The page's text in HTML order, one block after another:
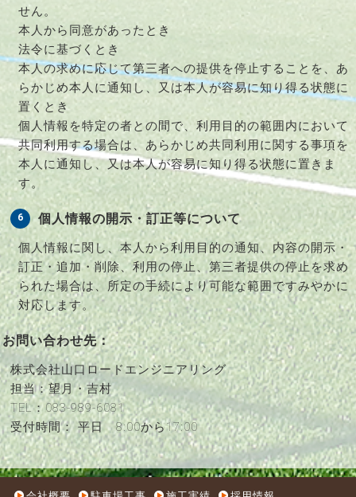
せん。
本人から同意があったとき
法令に基づくとき
本人の求めに応じて第三者への提供を停止することを、あ
らかじめ本人に通知し、又は本人が容易に知り得る状態に
置くとき
個人情報を特定の者との間で、利用目的の範囲内において
共同利用する場合は、あらかじめ共同利用に関する事項を
本人に通知し、又は本人が容易に知り得る状態に置きま
す。
個人情報の開示・訂正等について
個人情報に関し、本人から利用目的の通知、内容の開示・
訂正・追加・削除、利用の停止、第三者提供の停止を求め
られた場合は、所定の手続により可能な範囲ですみやかに
対応します。
お問い合わせ先：
株式会社山口ロードエンジニアリング
担当：望月・吉村
TEL：083-989-6081
受付時間： 平日 8:00から17:00